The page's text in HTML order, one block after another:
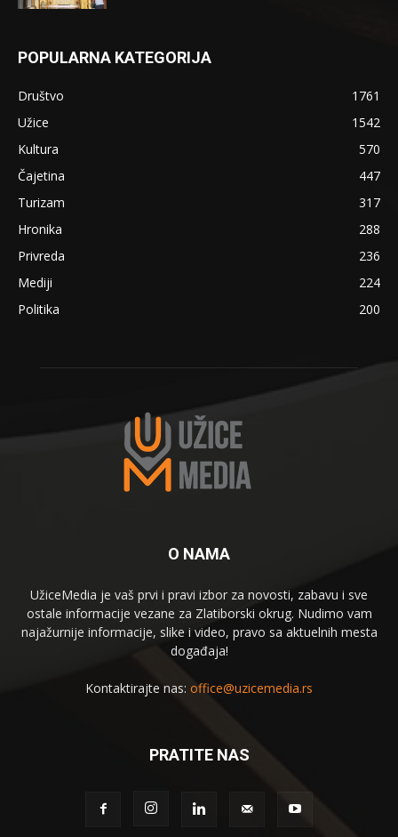
POPULARNA KATEGORIJA
Društvo
1761
Užice
1542
Kultura
570
Čajetina
447
Turizam
317
Hronika
288
Privreda
236
Mediji
224
Politika
200
O NAMA
UžiceMedia je vaš prvi i pravi izbor za novosti, zabavu i sve
ostale informacije vezane za Zlatiborski okrug. Nudimo vam
najažurnije informacije, slike i video, pravo sa aktuelnih mesta
događaja!
Kontaktirajte nas: office@uzicemedia.rs
PRATITE NAS